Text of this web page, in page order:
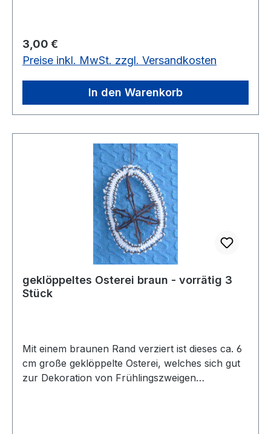
Regulärer Preis:
3,00 €
Preise inkl. MwSt. zzgl. Versandkosten
In den Warenkorb
geklöppeltes Osterei braun - vorrätig 3
Stück
Mit einem braunen Rand verziert ist dieses ca. 6
cm große geklöppelte Osterei, welches sich gut
zur Dekoration von Frühlingszweigen